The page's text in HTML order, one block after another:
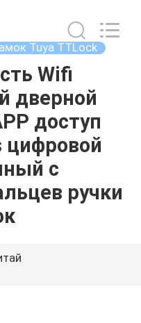
Tuya TTLock
Wifi
дверной
доступ
цифровой
с
ручки